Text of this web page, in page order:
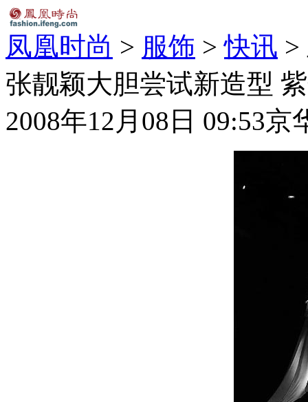
凤凰时尚 > 服饰 >快讯 >
张靓颖大胆尝试新造型
2008年12月08日 09:53京